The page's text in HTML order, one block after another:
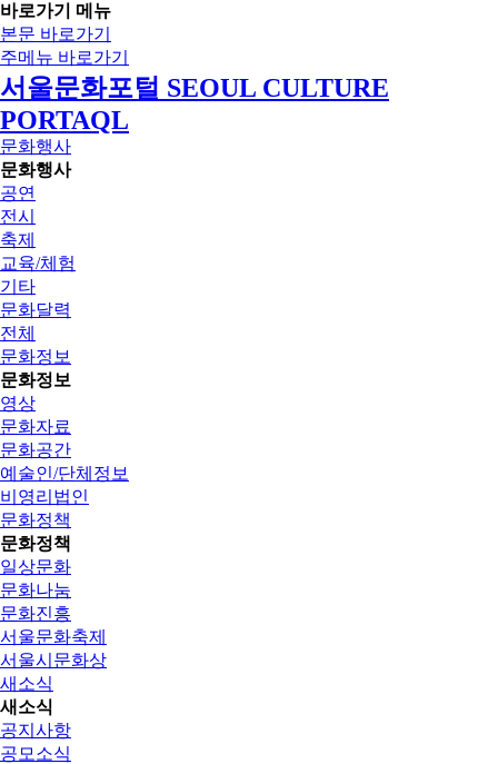
바로가기 메뉴
본문 바로가기
주메뉴 바로가기
서울문화포털 SEOUL CULTURE
PORTAQL
문화행사
문화행사
공연
전시
축제
교육/체험
기타
문화달력
전체
문화정보
문화정보
영상
문화자료
문화공간
예술인/단체정보
비영리법인
문화정책
문화정책
일상문화
문화나눔
문화진흥
서울문화축제
서울시문화상
새소식
새소식
공지사항
공모소식